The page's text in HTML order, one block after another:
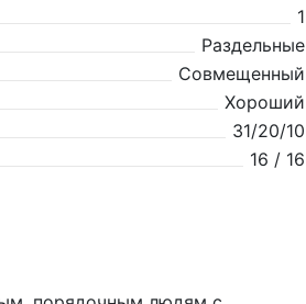
1
Раздельные
Совмещенный
Хороший
31/20/10
16 / 16